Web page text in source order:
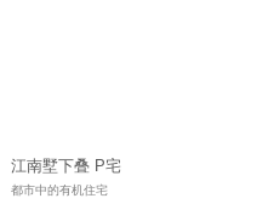
江南墅下叠 P宅
都市中的有机住宅